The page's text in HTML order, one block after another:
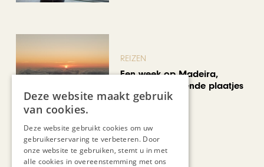
REIZEN
Een week op Madeira,
voorbij de bekende plaatjes
Bekijk alle artikelen
Deze website maakt gebruik
van cookies.
Deze website gebruikt cookies om uw
gebruikerservaring te verbeteren. Door
onze website te gebruiken, stemt u in met
alle cookies in overeenstemming met ons